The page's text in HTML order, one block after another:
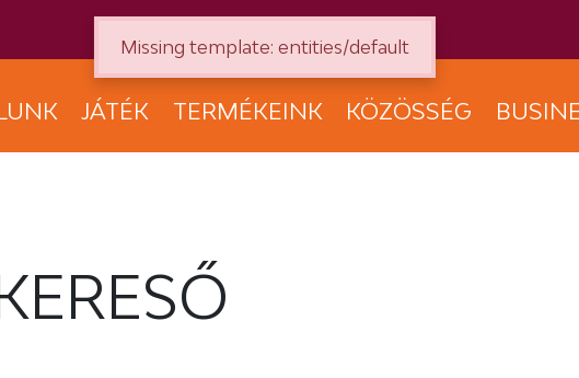
JÁTÉK TERMÉKEINK KÖZÖSSÉG
Missing template: entities/default